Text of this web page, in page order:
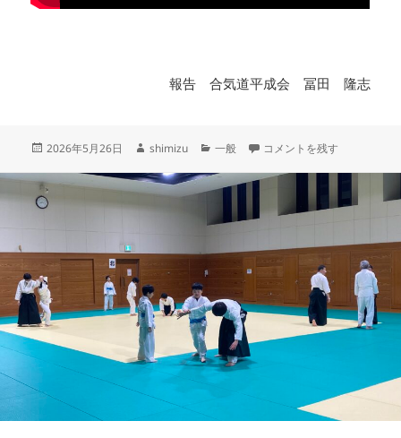
報告 合気道平成会 冨田 隆志
投
日:
2026年5月26日
作
者
shimizu
カ
ゴ
一般 第63回全日本合気道演武大
コメントを残す